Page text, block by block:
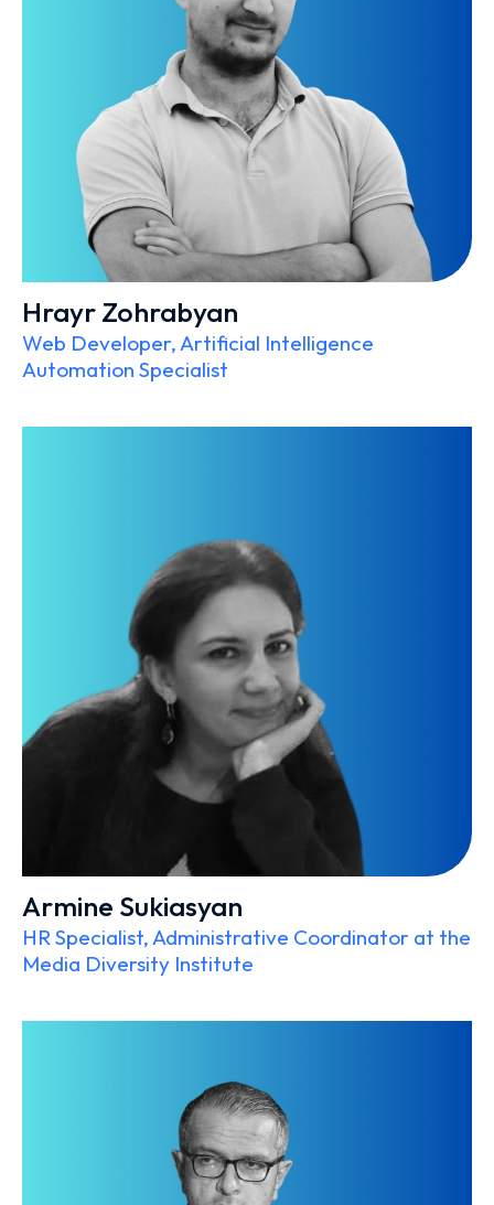
Hrayr Zohrabyan
Web Developer, Artificial Intelligence
Automation Specialist
Armine Sukiasyan
HR Specialist, Administrative Coordinator at the
Media Diversity Institute